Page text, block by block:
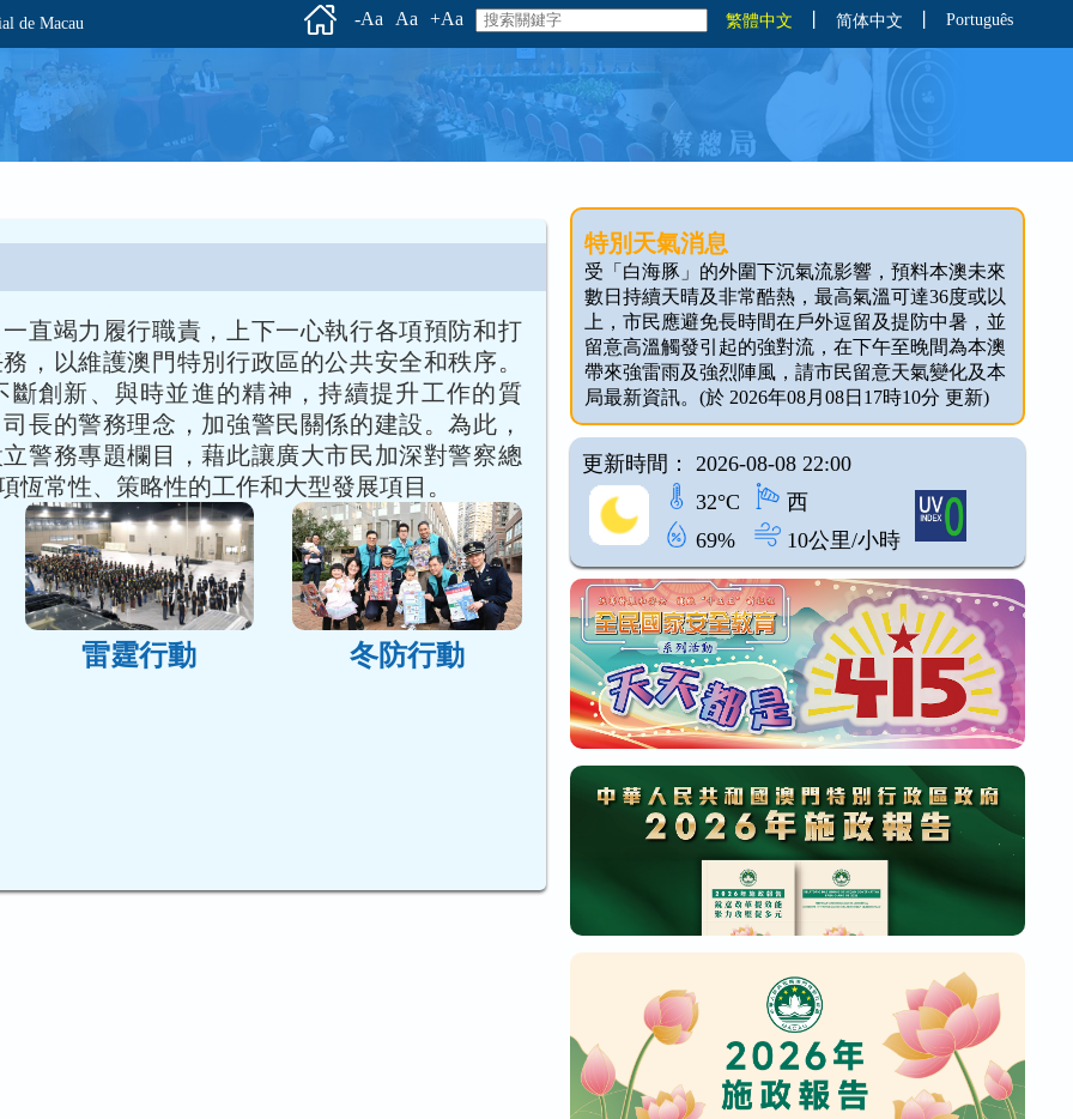
de Macau -Aa Aa +Aa 繁體中文 简体中文 Português
直竭力履行職責，上下一心執行各項預防和打
，以維護澳門特別行政區的公共安全和秩序。
斷創新、與時並進的精神，持續提升工作的質
長的警務理念，加強警民關係的建設。為此，
警務專題欄目，藉此讓廣大市民加深對警察總
恆常性、策略性的工作和大型發展項目。
雷霆行動 冬防行動
特別天氣消息
受「白海豚」的外圍下沉氣流影響，預料本澳未來
數日持續天晴及非常酷熱，最高氣溫可達36度或以
上，市民應避免長時間在戶外逗留及提防中暑，並
留意高溫觸發引起的強對流，在下午至晚間為本澳
帶來強雷雨及強烈陣風，請市民留意天氣變化及本
局最新資訊。(於 2026年08月08日17時10分 更新)
更新時間： 2026-08-08 22:00
32°C
西
69%
10公里/小時